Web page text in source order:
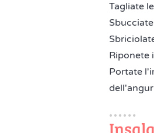
Tagliate
Riponete
Portate